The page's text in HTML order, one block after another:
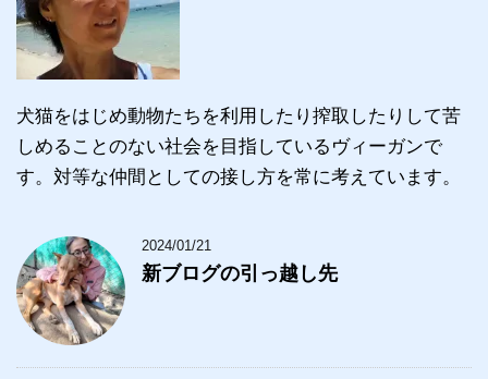
犬猫をはじめ動物たちを利用したり搾取したりして苦
しめることのない社会を目指しているヴィーガンで
す。対等な仲間としての接し方を常に考えています。
2024/01/21
新ブログの引っ越し先